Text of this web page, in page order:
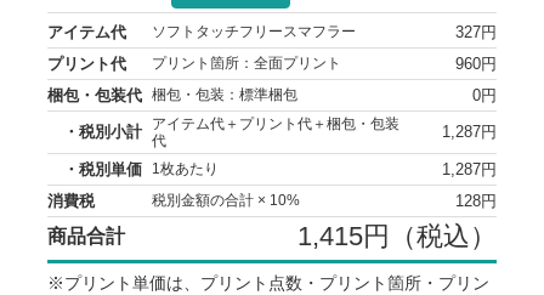
アイテム代 ソフトタッチフリースマフラー
327円
プリント代
プリント箇所：全面プリント
960円
梱包・包装代
梱包・包装：標準梱包 0円
・税別小計
アイテム代＋プリント代＋梱包・包装
代
1,287円
・税別単価 1枚あたり
1,287円
消費税
税別金額の合計 × 10% 128円
商品合計 1,415円（税込）
※プリント単価は、プリント点数・プリント箇所・プリン